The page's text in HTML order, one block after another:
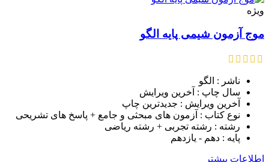
ویژه
موج آزمون شیمی پایه الگو
ناشر : الگو
سال چاپ : آخرین ویرایش
آخرین ویرایش : جدیدترین چاپ
نوع کتاب : آزمون های مبحثی و جامع + پاسخ های تشریحی
رشته : رشته تجربی + رشته ریاضی
پایه : دهم - یازدهم
اطلاعات بیشتر